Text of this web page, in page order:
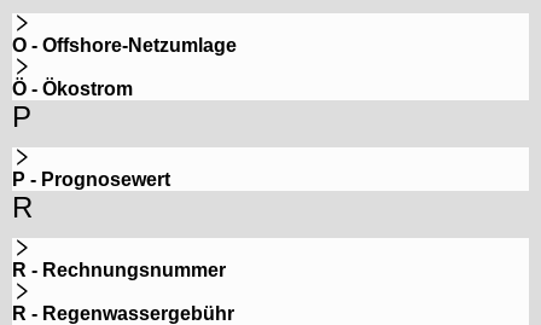
O - Offshore-Netzumlage
Ö - Ökostrom
P
P - Prognosewert
R
R - Rechnungsnummer
R - Regenwassergebühr